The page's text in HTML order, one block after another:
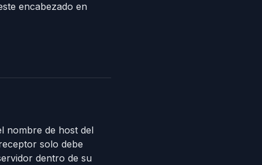
encabezado en
nombre de host del
solo debe
dentro de su